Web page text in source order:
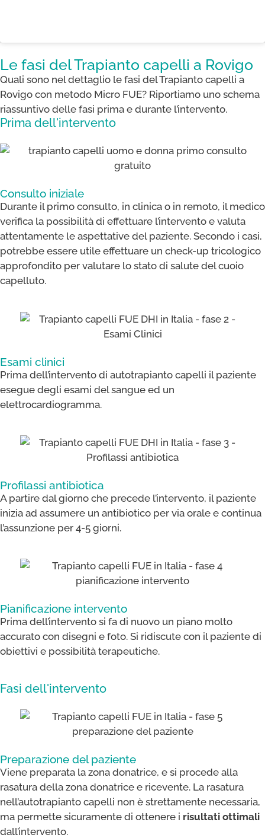
Le fasi del Trapianto capelli a Rovigo
Quali sono nel dettaglio le fasi del Trapianto capelli a
Rovigo con metodo Micro FUE​? Riportiamo uno schema
riassuntivo delle fasi prima e durante l’intervento.
Prima dell'intervento
Consulto iniziale
Durante il primo consulto, in clinica o in remoto, il medico
verifica la possibilità di effettuare l’intervento e valuta
attentamente le aspettative del paziente. Secondo i casi,
potrebbe essere utile effettuare un check-up tricologico
approfondito per valutare lo stato di salute del cuoio
capelluto.
Esami clinici
Prima dell’intervento di autotrapianto capelli il paziente
esegue degli esami del sangue ed un
elettrocardiogramma.
Profilassi antibiotica​
A partire dal giorno che precede l’intervento, il paziente
inizia ad assumere un antibiotico per via orale e continua
l’assunzione per 4-5 giorni.
Pianificazione intervento​
Prima dell’intervento si fa di nuovo un piano molto
accurato con disegni e foto. Si ridiscute con il paziente di
obiettivi e possibilità terapeutiche.
Fasi dell'intervento
Preparazione del paziente​
Viene preparata la zona donatrice, e si procede alla
rasatura della zona donatrice e ricevente. La rasatura
nell’autotrapianto capelli non è strettamente necessaria,
ma permette sicuramente di ottenere i risultati ottimali
dall’intervento.